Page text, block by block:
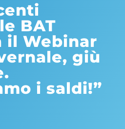
BAT
il Webinar
giù
i saldi!”